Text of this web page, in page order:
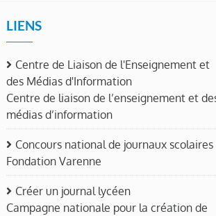
LIENS
Centre de Liaison de l'Enseignement et
des Médias d'Information
Centre de liaison de l’enseignement et
médias d’information
Concours national de journaux scolaires
Fondation Varenne
Créer un journal lycéen
Campagne nationale pour la création de